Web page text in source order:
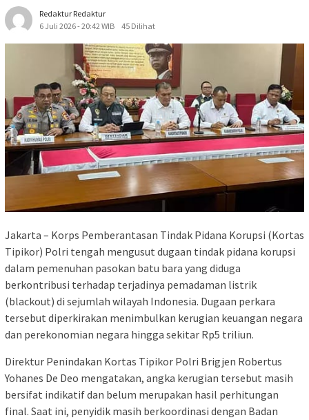
Redaktur Redaktur
6 Juli 2026 - 20:42 WIB
45 Dilihat
Jakarta – Korps Pemberantasan Tindak Pidana Korupsi (Kortas
Tipikor) Polri tengah mengusut dugaan tindak pidana korupsi
dalam pemenuhan pasokan batu bara yang diduga
berkontribusi terhadap terjadinya pemadaman listrik
(blackout) di sejumlah wilayah Indonesia. Dugaan perkara
tersebut diperkirakan menimbulkan kerugian keuangan negara
dan perekonomian negara hingga sekitar Rp5 triliun.
Direktur Penindakan Kortas Tipikor Polri Brigjen Robertus
Yohanes De Deo mengatakan, angka kerugian tersebut masih
bersifat indikatif dan belum merupakan hasil perhitungan
final. Saat ini, penyidik masih berkoordinasi dengan Badan